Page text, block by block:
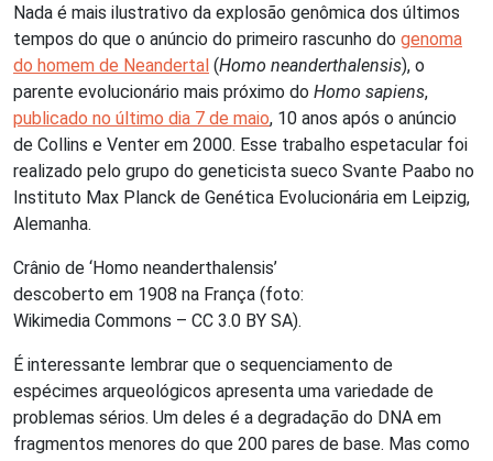
Nada é mais ilustrativo da explosão genômica dos últimos
tempos do que o anúncio do primeiro rascunho do genoma
do homem de Neandertal (Homo neanderthalensis), o
parente evolucionário mais próximo do Homo sapiens,
publicado no último dia 7 de maio, 10 anos após o anúncio
de Collins e Venter em 2000. Esse trabalho espetacular foi
realizado pelo grupo do geneticista sueco Svante Paabo no
Instituto Max Planck de Genética Evolucionária em Leipzig,
Alemanha.
Crânio de ‘Homo neanderthalensis’
descoberto em 1908 na França (foto:
Wikimedia Commons – CC 3.0 BY SA).
É interessante lembrar que o sequenciamento de
espécimes arqueológicos apresenta uma variedade de
problemas sérios. Um deles é a degradação do DNA em
fragmentos menores do que 200 pares de base. Mas como